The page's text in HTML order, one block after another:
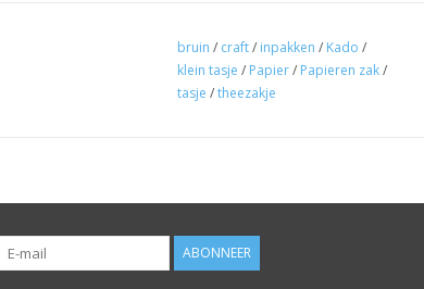
bruin / craft/ inpakken / Kado /
klein tasje / Papier/ Papieren zak/
tasje /theezakje
ABONNEER